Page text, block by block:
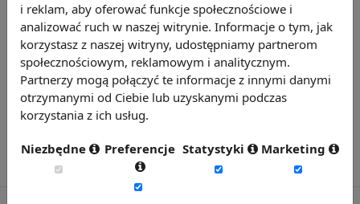
i reklam, aby oferować funkcje społecznościowe i
analizować ruch w naszej witrynie. Informacje o tym, jak
korzystasz z naszej witryny, udostępniamy partnerom
społecznościowym, reklamowym i analitycznym.
Partnerzy mogą połączyć te informacje z innymi danymi
otrzymanymi od Ciebie lub uzyskanymi podczas
korzystania z ich usług.
Niezbędne Preferencje Statystyki Marketing